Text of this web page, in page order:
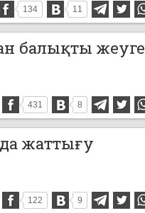
134 11
балықты жеуге
431 8
жаттығу
122 9